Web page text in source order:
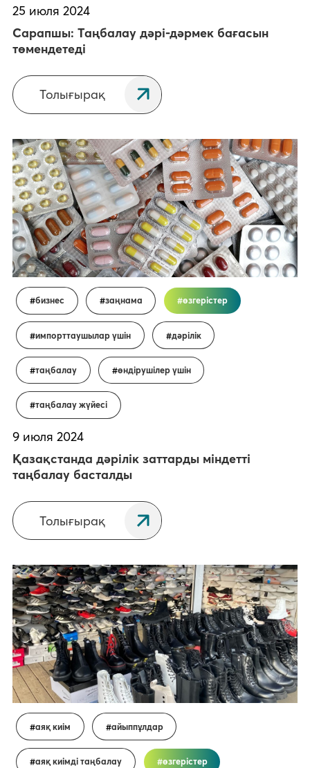
25 июля 2024
Сарапшы: Таңбалау дәрі-дәрмек бағасын
төмендетеді
Толығырақ
бизнес заңнама өзгерістер
импорттаушылар үшін дәрілік
таңбалау өндірушілер үшін
таңбалау жүйесі
9 июля 2024
Қазақстанда дәрілік заттарды міндетті
таңбалау басталды
Толығырақ
аяқ киім айыппұлдар
аяқ киімді таңбалау өзгерістер